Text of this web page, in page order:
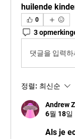
huilende
0
3
댓글을 입력하
정렬: 최신순
Andrew
6월 18일
Als je